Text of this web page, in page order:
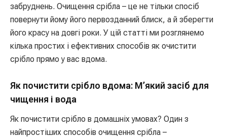
забруднень. Очищення срібла – це не тільки спосіб
повернути йому його первозданний блиск, а й зберегти
його красу на довгі роки. У цій статті ми розглянемо
кілька простих і ефективних способів як очистити
срібло прямо у вас вдома.
Як почистити срібло вдома: М’який засіб для
чищення і вода
Як почистити срібло в домашніх умовах? Один з
найпростіших способів очищення срібла –